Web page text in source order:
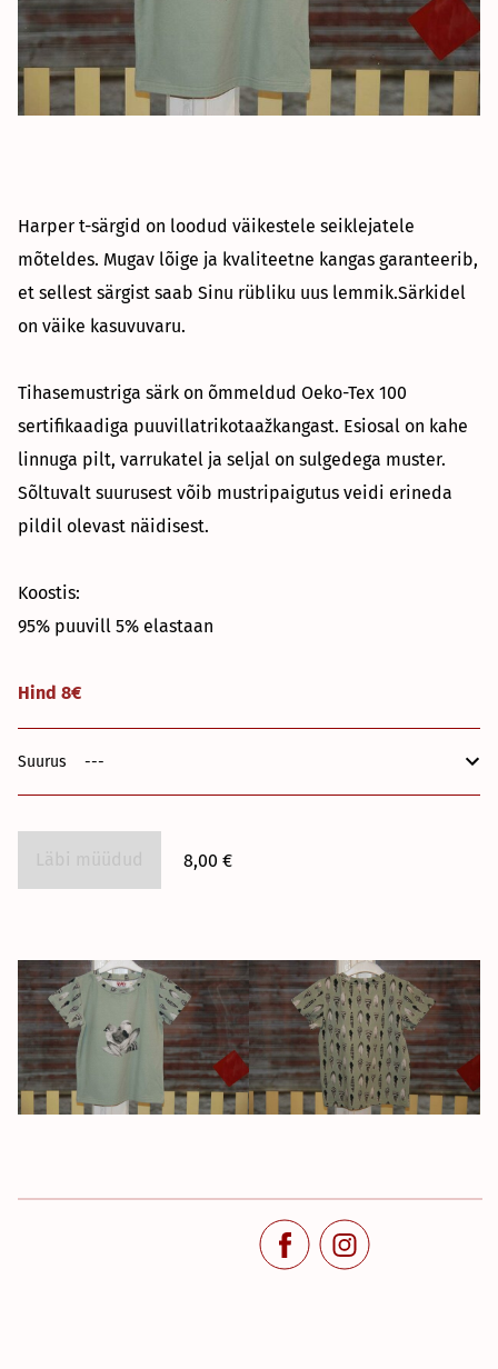
Harper t-särgid on loodud väikestele seiklejatele
mõteldes. Mugav lõige ja kvaliteetne kangas garanteerib,
et sellest särgist saab Sinu rübliku uus lemmik.Särkidel
on väike kasuvuvaru.
Tihasemustriga särk on õmmeldud Oeko-Tex 100
sertifikaadiga puuvillatrikotaažkangast. Esiosal on kahe
linnuga pilt, varrukatel ja seljal on sulgedega muster.
Sõltuvalt suurusest võib mustripaigutus veidi erineda
pildil olevast näidisest.
Koostis:
95% puuvill 5% elastaan
Hind 8€
Suurus
8,00 €